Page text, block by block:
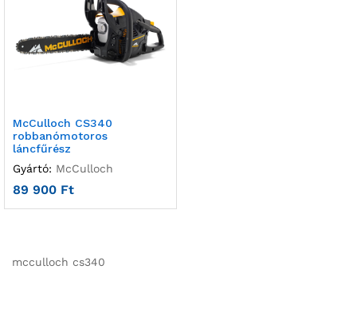
McCulloch CS340
robbanómotoros
láncfűrész
Gyártó: McCulloch
89 900 Ft
mcculloch cs340